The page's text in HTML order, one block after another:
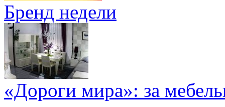
Бренд недели
«Дороги мира»: за